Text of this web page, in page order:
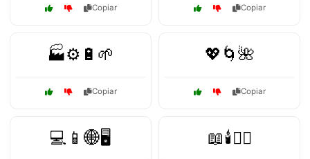
Copiar Copiar
🏭⚙️🔋🌱
Copiar
💖🌀🌺
Copiar
💻📱🌐🖥️ 📖🕯️🧙‍♂️